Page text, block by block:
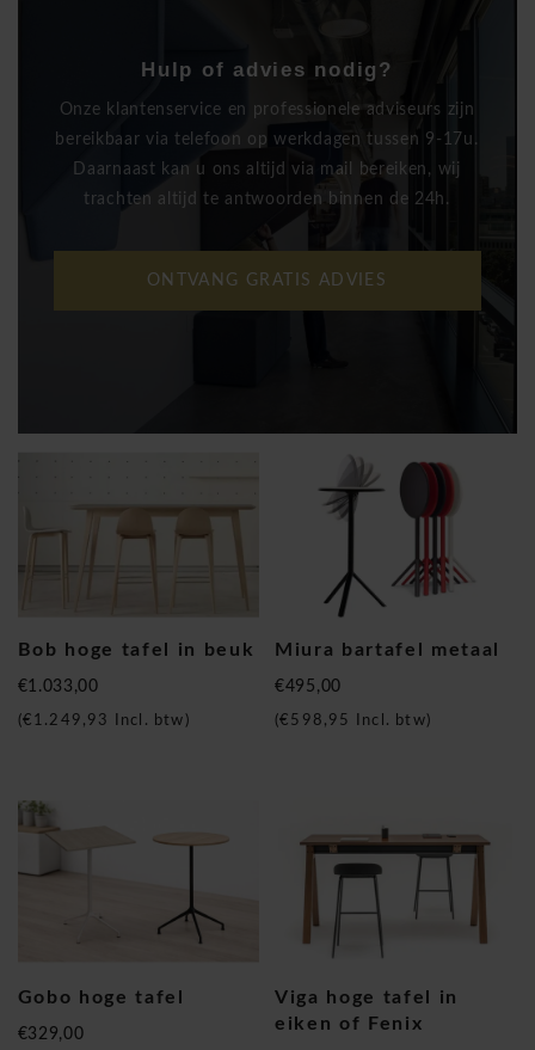
Hulp of advies nodig?
Onze klantenservice en professionele adviseurs zijn
bereikbaar via telefoon op werkdagen tussen 9-17u.
Daarnaast kan u ons altijd via mail bereiken, wij
trachten altijd te antwoorden binnen de 24h.
ONTVANG GRATIS ADVIES
Bob hoge tafel in beuk
€1.033,00
€1.249,93 Incl. btw)
Miura bartafel metaal
€495,00
(€598,95 Incl. btw)
Gobo hoge tafel
€329,00
Viga hoge tafel in
eiken of Fenix